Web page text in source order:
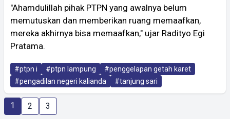
"Ahamdulillah pihak PTPN yang awalnya belum
memutuskan dan memberikan ruang memaafkan,
mereka akhirnya bisa memaafkan," ujar Radityo Egi
Pratama.
#ptpn i #ptpn lampung
#penggelapan getah karet
#pengadilan negeri kalianda
#tanjung sari
1 2 3